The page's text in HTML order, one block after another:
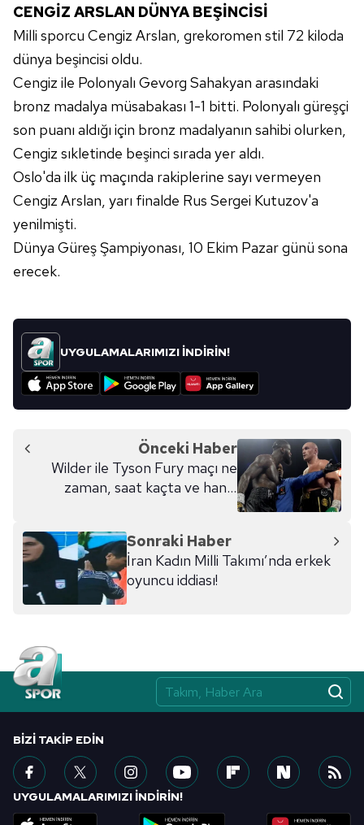
Sitemizde kendimize ve üçüncü kişilere ait çerezler
kullanılmaktadır. Bu çerezler vasıtasıyla çeşitli kişisel
verileriniz işlenmekte olup gerekli olan çerezler bilgi
toplumu hizmetlerinin sunulması amacıyla
kullanılmaktadır. Diğer çerezler, sitemizin daha işlevsel
kılınması ve kişiselleştirilmesi ve sizlere yönelik
reklam/pazarlama faaliyetlerinin yapılması, amaçlarıyla
sınırlı olarak açık rızanız dahilinde kullanılacaktır.
Çerezlere ilişkin tercihlerinizi aşağıda yer alan panel
vasıtasıyla belirleyebilirsiniz. Çerezlere ilişkin detaylı bilgi
için Ayarlar butonuna tıklayabilir,
Metnimiziziyaret edebilirsiniz.
ilgili mevzuata uygun olarak kullanılan çerezlerle ilgili bilgi
almak için lütfentıklayınız.
CENGİZ ARSLAN DÜNYA BEŞİNCİSİ
Milli sporcu Cengiz Arslan, grekoromen stil 72 kiloda
dünya beşincisi oldu.
Cengiz ile Polonyalı Gevorg Sahakyan arasındaki
bronz madalya müsabakası 1-1 bitti. Polonyalı güreşçi
son puanı aldığı için bronz madalyanın sahibi olurken,
Cengiz sıkletinde beşinci sırada yer aldı.
Oslo'da ilk üç maçında rakiplerine sayı vermeyen
Cengiz Arslan, yarı finalde Rus Sergei Kutuzov'a
yenilmişti.
Dünya Güreş Şampiyonası, 10 Ekim Pazar günü sona
erecek.
UYGULAMALARIMIZI İNDİRİN!
Önceki Haber
Wilder ile Tyson Fury maçı ne
zaman, saat kaçta ve hangi
Sonraki Haber
İran Kadın Milli Takımı’nda erkek
oyuncu iddiası!
BIZI TAKIP EDIN
UYGULAMALARIMIZI İNDİRİN!